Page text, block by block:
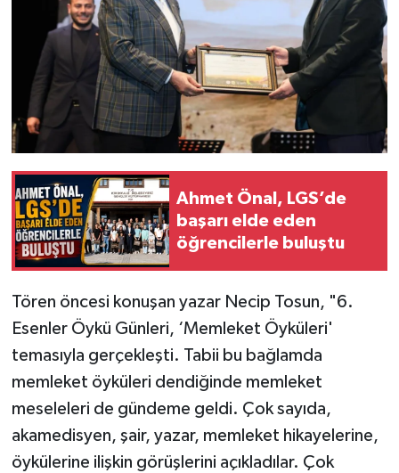
Ahmet Önal, LGS’de
başarı elde eden
öğrencilerle buluştu
Tören öncesi konuşan yazar Necip Tosun, "6.
Esenler Öykü Günleri, ‘Memleket Öyküleri'
temasıyla gerçekleşti. Tabii bu bağlamda
memleket öyküleri dendiğinde memleket
meseleleri de gündeme geldi. Çok sayıda,
akamedisyen, şair, yazar, memleket hikayelerine,
öykülerine ilişkin görüşlerini açıkladılar. Çok